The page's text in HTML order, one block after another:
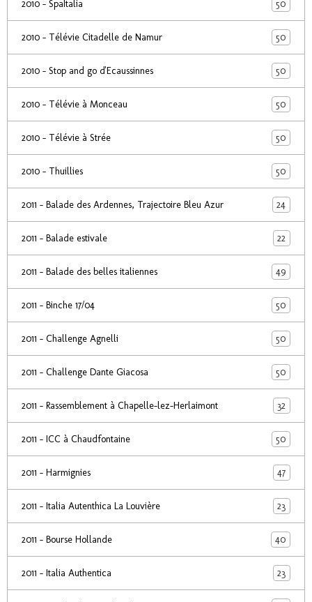
2010 - SpaItalia 50
2010 - Télévie Citadelle de Namur 50
2010 - Stop and go d'Ecaussinnes 50
2010 - Télévie à Monceau 50
2010 - Télévie à Strée 50
2010 - Thuillies 50
2011 - Balade des Ardennes, Trajectoire Bleu Azur 24
2011 - Balade estivale 22
2011 - Balade des belles italiennes 49
2011 - Binche 17/04 50
2011 - Challenge Agnelli 50
2011 - Challenge Dante Giacosa 50
2011 - Rassemblement à Chapelle-lez-Herlaimont 32
2011 - ICC à Chaudfontaine 50
2011 - Harmignies 47
2011 - Italia Autenthica La Louvière 23
2011 - Bourse Hollande 40
2011 - Italia Authentica 23